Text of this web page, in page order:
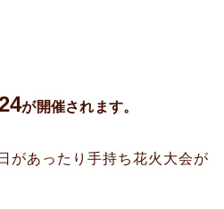
が開催されます。
があったり手持ち花火大会が